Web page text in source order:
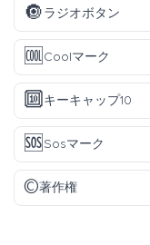
🔘ラジオボタン
🆒Coolマーク
🔟キーキャップ10
🆘Sosマーク
©️著作権